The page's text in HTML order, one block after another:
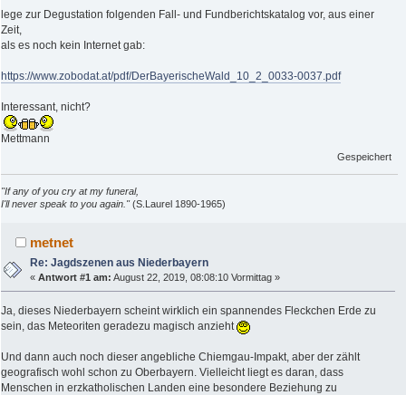
lege zur Degustation folgenden Fall- und Fundberichtskatalog vor, aus einer
Zeit,
als es noch kein Internet gab:
https://www.zobodat.at/pdf/DerBayerischeWald_10_2_0033-0037.pdf
Interessant, nicht?
Mettmann
Gespeichert
"If any of you cry at my funeral,
I'll never speak to you again."(S.Laurel 1890-1965)
metnet
Re: Jagdszenen aus Niederbayern
«Antwort #1 am: August 22, 2019, 08:08:10 Vormittag »
Ja, dieses Niederbayern scheint wirklich ein spannendes Fleckchen Erde zu
sein, das Meteoriten geradezu magisch anzieht
Und dann auch noch dieser angebliche Chiemgau-Impakt, aber der zählt
geografisch wohl schon zu Oberbayern. Vielleicht liegt es daran, dass
Menschen in erzkatholischen Landen eine besondere Beziehung zu